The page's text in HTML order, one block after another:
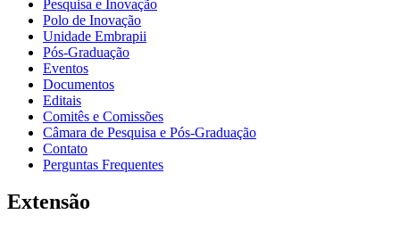
Pesquisa e Inovação
Polo de Inovação
Unidade Embrapii
Pós-Graduação
Eventos
Documentos
Editais
Comitês e Comissões
Câmara de Pesquisa e Pós-Graduação
Contato
Perguntas Frequentes
Extensão